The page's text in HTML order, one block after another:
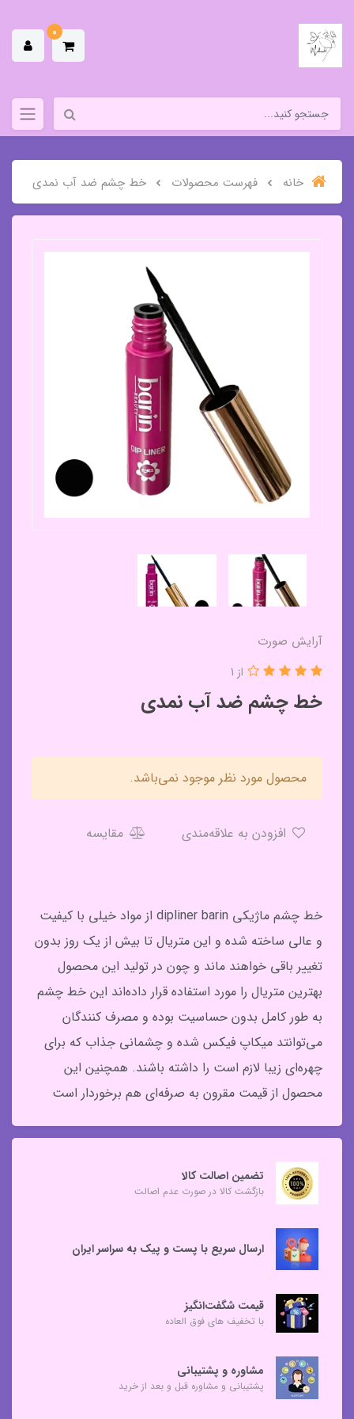
0
خانه فهرست محصولات خط چشم ضد آب نمدی
آرایش صورت
خط چشم ضد آب نمدی
از 1
محصول مورد نظر موجود نمی‌باشد.
مقایسه
خط چشم ماژیکی dipliner barin از مواد خیلی با کیفیت
و عالی ساخته شده و این متریال تا بیش از یک روز بدون
تغییر باقی خواهند ماند و چون در تولید این محصول
بهترین متریال را مورد استفاده قرار داده‌اند این خط چشم
به طور کامل بدون حساسیت بوده و مصرف کنندگان
می‌توانتد میکاپ فیکس شده و چشمانی جذاب که برای
چهره‌ای زیبا لازم است را داشته باشند. همچنین این
محصول از قیمت مقرون به صرفه‌ای هم برخوردار است
تضمین اصالت کالا
بازگشت کالا در صورت عدم اصالت
ارسال سریع با پست و پیک به سراسر ایران
قیمت شگفت‌انگیز
با تخفیف های فوق العاده
مشاوره و پشتیبانی
پشتیبانی و مشاوره قبل و بعد از خرید